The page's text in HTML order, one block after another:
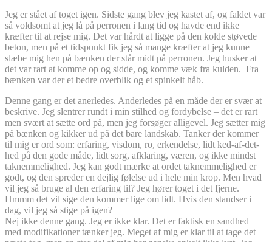
Jeg er stået af toget igen. Sidste gang blev jeg kastet af, og faldet var
så voldsomt at jeg lå på perronen i lang tid og havde end ikke
kræfter til at rejse mig. Det var hårdt at ligge på den kolde støvede
beton, men på et tidspunkt fik jeg så mange kræfter at jeg kunne
slæbe mig hen på bænken der står midt på perronen. Jeg husker at
det var rart at komme op og sidde, og komme væk fra kulden. Fra
bænken var der et bedre overblik og et spinkelt håb.
Denne gang er det anerledes. Anderledes på en måde der er svær at
beskrive. Jeg slentrer rundt i min stilhed og fordybelse – det er rart
men svært at sætte ord på, men jeg forsøger alligevel. Jeg sætter mig
på bænken og kikker ud på det bare landskab. Tanker der kommer
til mig er ord som: erfaring, visdom, ro, erkendelse, lidt ked-af-det-
hed på den gode måde, lidt sorg, afklaring, væren, og ikke mindst
taknemmelighed. Jeg kan godt mærke at ordet taknemmelighed er
godt, og den spreder en dejlig følelse ud i hele min krop. Men hvad
vil jeg så bruge al den erfaring til? Jeg hører toget i det fjerne.
Hmmm det vil sige den kommer lige om lidt. Hvis den standser i
dag, vil jeg så stige på igen?
Nej ikke denne gang. Jeg er ikke klar. Det er faktisk en sandhed
med modifikationer tænker jeg. Meget af mig er klar til at tage det